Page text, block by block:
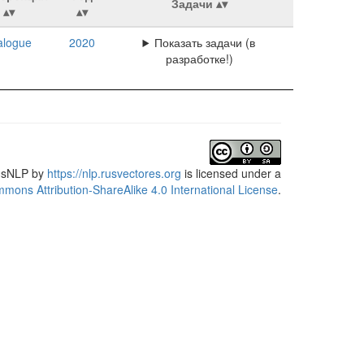
Задачи
2020
Показать задачи (в
разработке!)
by https://nlp.rusvectores.org is licensed under a
Attribution-ShareAlike 4.0 International License.